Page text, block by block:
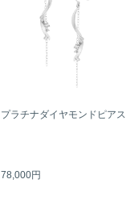
プラチナダイヤモンドピアス
78,000円